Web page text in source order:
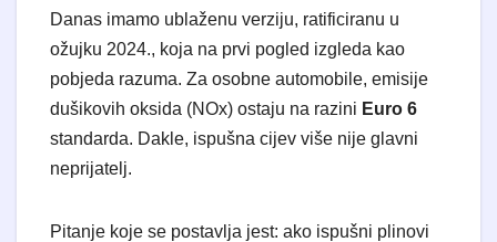
Danas imamo ublaženu verziju, ratificiranu u
ožujku 2024., koja na prvi pogled izgleda kao
pobjeda razuma. Za osobne automobile, emisije
dušikovih oksida (NOx) ostaju na razini Euro 6
standarda. Dakle, ispušna cijev više nije glavni
neprijatelj.
​Pitanje koje se postavlja jest: ako ispušni plinovi